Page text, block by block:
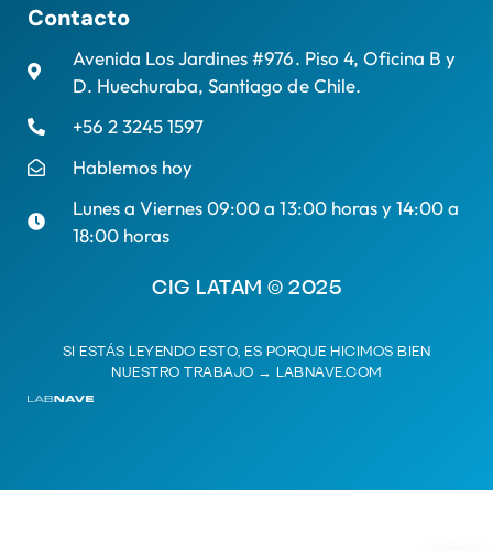
Contacto
Avenida Los Jardines #976. Piso 4, Oficina B y
D. Huechuraba, Santiago de Chile.
+56 2 3245 1597
Hablemos hoy
Lunes a Viernes 09:00 a 13:00 horas y 14:00 a
18:00 horas
CIG LATAM © 2025
SI ESTÁS LEYENDO ESTO, ES PORQUE HICIMOS BIEN
NUESTRO TRABAJO →
LABNAVE.COM